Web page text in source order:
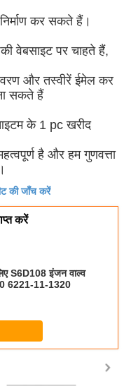
कर सकते हैं।
वेबसाइट पर चाहते हैं,
और तस्वीरें ईमेल कर
सकते हैं
के 1 pc खरीद
है और हम गुणवत्ता
की जाँच करें
करें
S6D108 इंजन वाल्व
6221-11-1320